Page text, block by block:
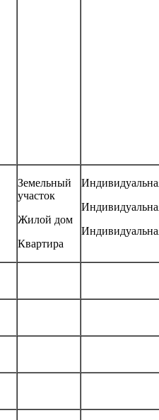
Земельный
участок
Жилой дом
Квартира